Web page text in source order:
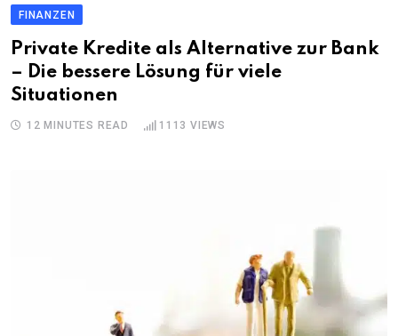
FINANZEN
Private Kredite als Alternative zur Bank
– Die bessere Lösung für viele
Situationen
12 MINUTES READ 1113 VIEWS